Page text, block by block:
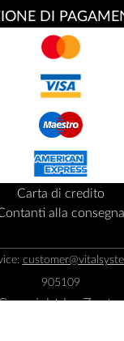
DI
Carta di credito
alla consegna
905109
by